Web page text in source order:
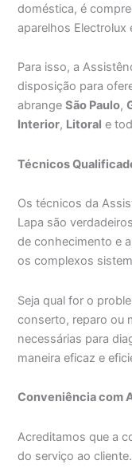
doméstica, é
aparelhos
Para isso, a
disposição para
abrangeSão Paulo,
Interior, Litoral e
Técnicos
Os técnicos da
Lapa são
de conhecimento e
os complexos
Seja qual for o
conserto, reparo ou
necessárias para
maneira eficaz e
Conveniência com
Acreditamos que a
do serviço ao cliente.